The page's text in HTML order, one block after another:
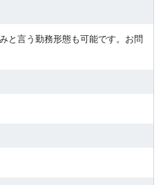
と言う勤務形態も可能です。お問